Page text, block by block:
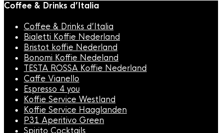
Coffee & Drinks d’Italia
Coffee & Drinks d’Italia
Bialetti Koffie Nederland
Bristot koffie Nederland
Bonomi Koffie Nedeland
TESTA ROSSA Koffie Nederland
Caffe Vianello
Espresso 4 you
Koffie Service Westland
Koffie Service Haaglanden
P31 Aperitivo Green
Spirito Cocktails